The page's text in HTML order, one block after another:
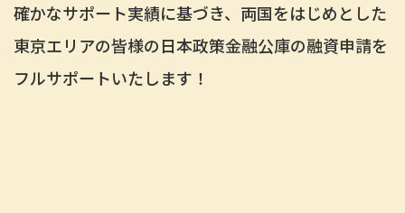
確かなサポート実績に基づき、両国をはじめとした
東京エリアの皆様の日本政策金融公庫の融資申請を
フルサポートいたします！